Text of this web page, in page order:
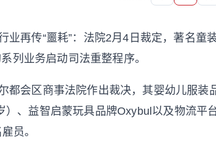
业再传“噩耗”：法院2月4日裁定，著名童
列业务启动司法重整程序。
都会区商事法院作出裁决，其婴幼儿服装
、益智启蒙玩具品牌Oxybul以及物流平
员。